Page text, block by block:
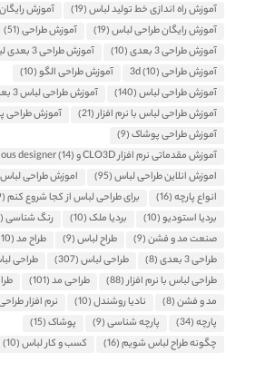
آموزش راه اندازی خط تولید لباس(19) آموزش رایگان
آموزش رایگان طراحی لباس(19) آموزش طراحی(51)
آموزش طراحی 3 بعدی
(10) آموزش طراحی 3 بعدی لباس
آموزش طراحی 3d(10) آموزش طراحی الگو(10)
آموزش طراحی لباس(140) آموزش طراحی لباس 3 بعدی
آموزش طراحی لباس با نرم افزار(21) آموزش طراحی
آموزش طراحی پوشاک(9)
آموزش مقدماتی نرم افزار CLO3D و Marvelous designer
(14)
اموزش انلاین طراحی لباس(95) اموزش طراحی لباس
انواع پارچه(16) برای طراحی لباس از کجا شروع کنم(9)
بردیا استودیو(10) بردیا ملک(10) رنگ شناسی(11)
صنعت مد و فشن(9) طراح لباس(9) طراح مد(10)
طراحی 3 بعدی
(8) طراحی لباس(307) طراحی لباس 3
طراحی لباس با نرم افزار(88) طراحی مد(101)
مد و فشن(8) نادیا روشندل(10) نرم افزار
پارچه(34) پارچه شناسی(9) پوشاک(15)
چگونه طراح لباس شویم(16) کسب و کار لباس(10)